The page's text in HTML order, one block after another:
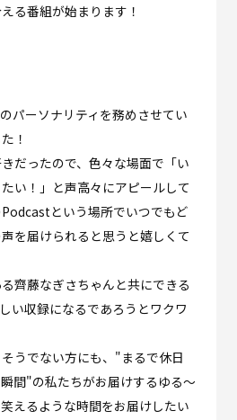
る番組が始まります！
パーソナリティを務めさせてい
！
だったので、色々な場面で「い
い！」と声高々にアピールして
という場所でいつでもど
を届けられると思うと嬉しくて
齊藤なぎさちゃんと共にできる
い収録になるであろうとワクワ
うでない方にも、"まるで休日
間"の私たちがお届けするゆる～
えるような時間をお届けしたい